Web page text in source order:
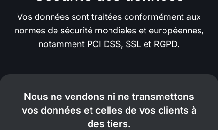
Vos données sont traitées conformément aux
normes de sécurité mondiales et européennes,
notamment PCI DSS, SSL et RGPD.
Nous ne vendons ni ne transmettons
vos données et celles de vos clients à
des tiers.